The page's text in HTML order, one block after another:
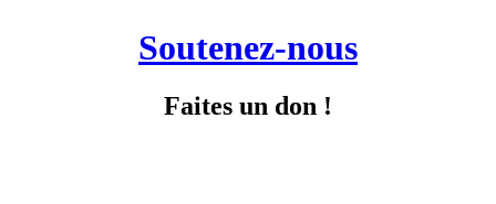
Soutenez-nous
Faites un don !